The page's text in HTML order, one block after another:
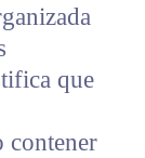
que
contener